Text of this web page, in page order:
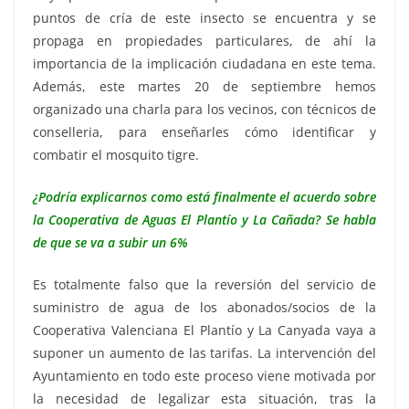
puntos de cría de este insecto se encuentra y se
propaga en propiedades particulares, de ahí la
importancia de la implicación ciudadana en este tema.
Además, este martes 20 de septiembre hemos
organizado una charla para los vecinos, con técnicos de
conselleria, para enseñarles cómo identificar y
combatir el mosquito tigre.
¿Podría explicarnos como está finalmente el acuerdo sobre
la Cooperativa de Aguas El Plantío y La Cañada? Se habla
de que se va a subir un 6%
Es totalmente falso que la reversión del servicio de
suministro de agua de los abonados/socios de la
Cooperativa Valenciana El Plantío y La Canyada vaya a
suponer un aumento de las tarifas. La intervención del
Ayuntamiento en todo este proceso viene motivada por
la necesidad de legalizar esta situación, tras la